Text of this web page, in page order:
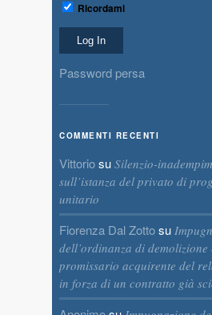
Ricordami
Password persa
COMMENTI RECENTI
Vittoriosu Silenzio-
sull’istanza del privato di
unitario
Fiorenza Dal Zottosu
dell’ordinanza di demolizione
promissario acquirente del
in forza di un contratto già